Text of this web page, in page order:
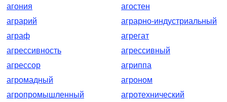
агония
агостен
аграрий
аграрно-индустриальный
аграф
агрегат
агрессивность
агрессивный
агрессор
агриппа
агромадный
агроном
агропромышленный
агротехнический